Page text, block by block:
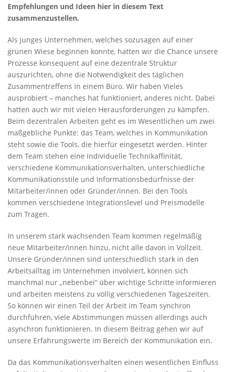
Empfehlungen und Ideen hier in diesem Text
zusammenzustellen.
Als junges Unternehmen, welches sozusagen auf einer
grünen Wiese beginnen konnte, hatten wir die Chance unsere
Prozesse konsequent auf eine dezentrale Struktur
auszurichten, ohne die Notwendigkeit des täglichen
Zusammentreffens in einem Büro. Wir haben Vieles
ausprobiert – manches hat funktioniert, anderes nicht. Dabei
hatten auch wir mit vielen Herausforderungen zu kämpfen.
Beim dezentralen Arbeiten geht es im Wesentlichen um zwei
maßgebliche Punkte: das Team, welches in Kommunikation
steht sowie die Tools, die hierfür eingesetzt werden. Hinter
dem Team stehen eine individuelle Technikaffinität,
verschiedene Kommunikationsverhalten, unterschiedliche
Kommunikationsstile und Informationsbedürfnisse der
Mitarbeiter/innen oder Gründer/innen. Bei den Tools
kommen verschiedene Integrationslevel und Preismodelle
zum Tragen.
In unserem stark wachsenden Team kommen regelmäßig
neue Mitarbeiter/innen hinzu, nicht alle davon in Vollzeit.
Unsere Gründer/innen sind unterschiedlich stark in den
Arbeitsalltag im Unternehmen involviert, können sich
manchmal nur „nebenbei“ über wichtige Schritte informieren
und arbeiten meistens zu völlig verschiedenen Tageszeiten.
So können wir einen Teil der Arbeit im Team synchron
durchführen, viele Abstimmungen müssen allerdings auch
asynchron funktionieren. In diesem Beitrag gehen wir auf
unsere Erfahrungswerte im Bereich der Kommunikation ein.
Da das Kommunikationsverhalten einen wesentlichen Einfluss